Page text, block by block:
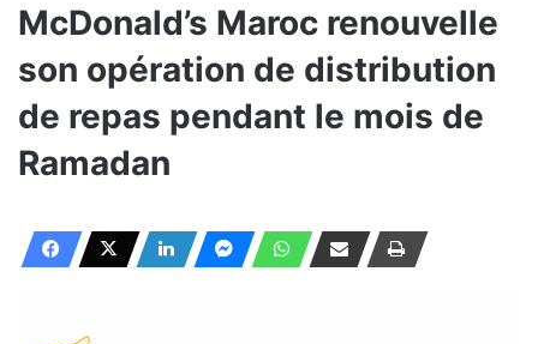
McDonald’s Maroc renouvelle
son opération de distribution
de repas pendant le mois de
Ramadan